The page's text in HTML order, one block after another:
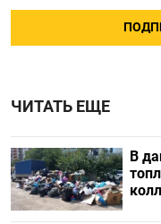
ЧИТАТЬ ЕЩЕ
В